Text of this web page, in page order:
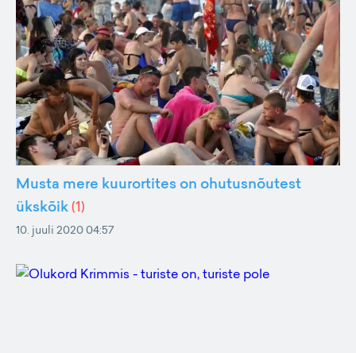
Musta mere kuurortites on ohutusnõutest
ükskõik(1)
10. juuli 2020 04:57